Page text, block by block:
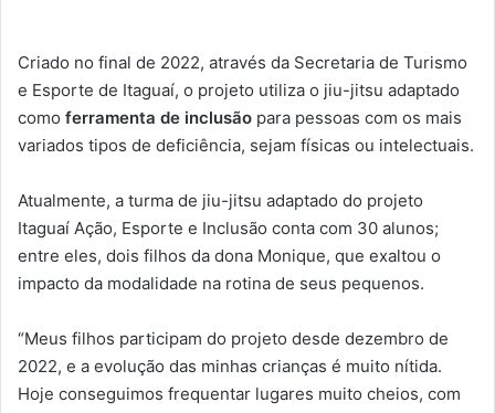
Criado no final de 2022, através da Secretaria de Turismo
e Esporte de Itaguaí, o projeto utiliza o jiu-jitsu adaptado
como ferramenta de inclusão para pessoas com os mais
variados tipos de deficiência, sejam físicas ou intelectuais.
Atualmente, a turma de jiu-jitsu adaptado do projeto
Itaguaí Ação, Esporte e Inclusão conta com 30 alunos;
entre eles, dois filhos da dona Monique, que exaltou o
impacto da modalidade na rotina de seus pequenos.
“Meus filhos participam do projeto desde dezembro de
2022, e a evolução das minhas crianças é muito nítida.
Hoje conseguimos frequentar lugares muito cheios, com